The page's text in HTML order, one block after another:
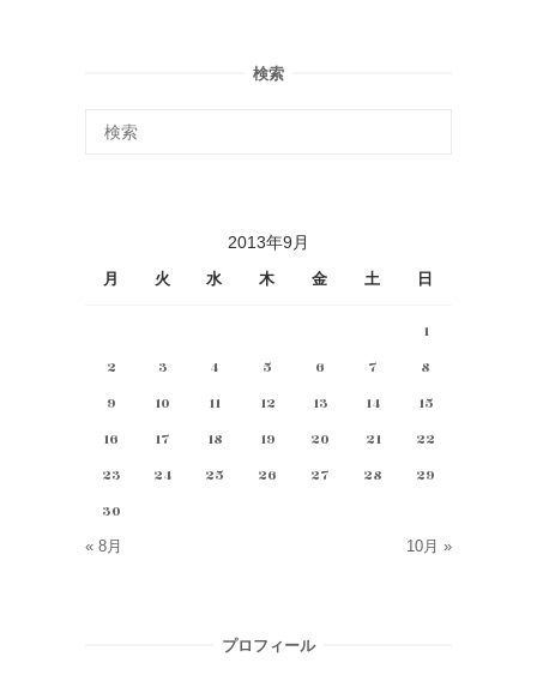
検索
2013年9月
月 火 水 木 金 土 日
1
2
3 4 5 6 7
8
9
10 11 12 13 14
15
16
17 18 19 20 21
22
23
24 25 26 27 28
29
30
« 8月 10月 »
プロフィール